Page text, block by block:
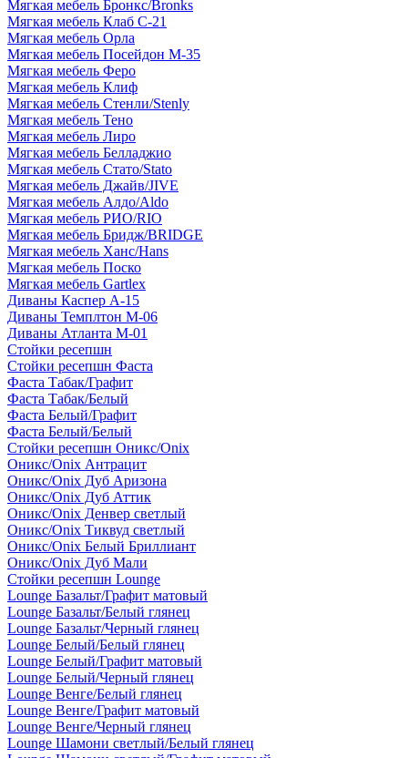
Мягкая мебель Бронкс/Bronks
Мягкая мебель Клаб С-21
Мягкая мебель Орла
Мягкая мебель Посейдон М-35
Мягкая мебель Феро
Мягкая мебель Клиф
Мягкая мебель Стенли/Stenly
Мягкая мебель Тено
Мягкая мебель Лиро
Мягкая мебель Белладжио
Мягкая мебель Стато/Stato
Мягкая мебель Джайв/JIVE
Мягкая мебель Алдо/Aldo
Мягкая мебель РИО/RIO
Мягкая мебель Бридж/BRIDGE
Мягкая мебель Ханс/Hans
Мягкая мебель Поско
Мягкая мебель Gartlex
Диваны Каспер А-15
Диваны Темплтон М-06
Диваны Атланта М-01
Стойки ресепшн
Стойки ресепшн Фаста
Фаста Табак/Графит
Фаста Табак/Белый
Фаста Белый/Графит
Фаста Белый/Белый
Стойки ресепшн Оникс/Onix
Оникс/Onix Антрацит
Оникс/Onix Дуб Аризона
Оникс/Onix Дуб Аттик
Оникс/Onix Денвер светлый
Оникс/Onix Тиквуд светлый
Оникс/Onix Белый Бриллиант
Оникс/Onix Дуб Мали
Стойки ресепшн Lounge
Lounge Базальт/Графит матовый
Lounge Базальт/Белый глянец
Lounge Базальт/Черный глянец
Lounge Белый/Белый глянец
Lounge Белый/Графит матовый
Lounge Белый/Черный глянец
Lounge Венге/Белый глянец
Lounge Венге/Графит матовый
Lounge Венге/Черный глянец
Lounge Шамони светлый/Белый глянец